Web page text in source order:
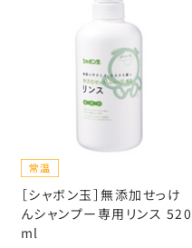
［シャボン玉］無添加せっけ
んシャンプー専用リンス 520
ml